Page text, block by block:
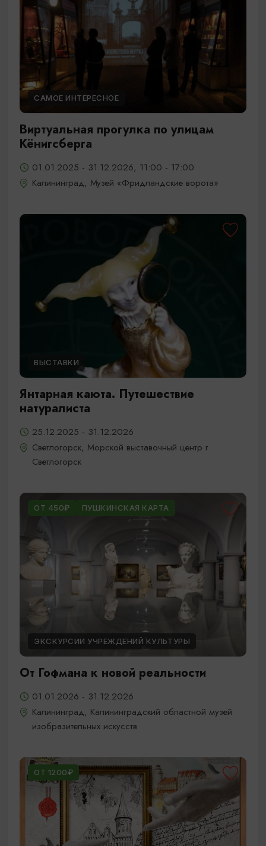
САМОЕ ИНТЕРЕСНОЕ
Виртуальная прогулка по улицам
Кёнигсберга
01.01.2025 - 31.12.2026, 11:00 - 17:00
Калининград, Музей «Фридландские ворота»
ВЫСТАВКИ
Янтарная каюта. Путешествие
натуралиста
25.12.2025 - 31.12.2026
Светлогорск, Морской выставочный центр г.
Светлогорск
ОТ 450₽ ПУШКИНСКАЯ КАРТА
ЭКСКУРСИИ УЧРЕЖДЕНИЙ КУЛЬТУРЫ
От Гофмана к новой реальности
01.01.2026 - 31.12.2026
Калининград, Калининградский областной музей
изобразительных искусств
ОТ 1200₽